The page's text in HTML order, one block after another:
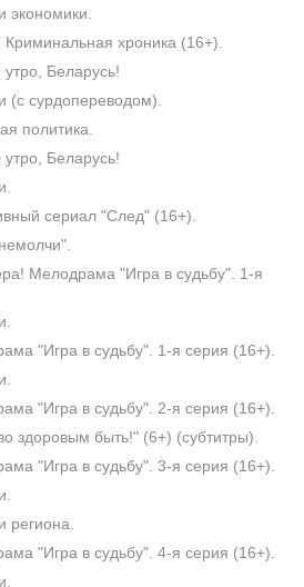
экономики.
хроника (16+).
Беларусь!
(с сурдопереводом).
политика.
Беларусь!
сериал "След" (16+).
Мелодрама "Игра в судьбу". 1-я
"Игра в судьбу". 1-я серия (16+).
"Игра в судьбу". 2-я серия (16+).
здоровым быть!" (6+) (субтитры).
"Игра в судьбу". 3-я серия (16+).
региона.
"Игра в судьбу". 4-я серия (16+).